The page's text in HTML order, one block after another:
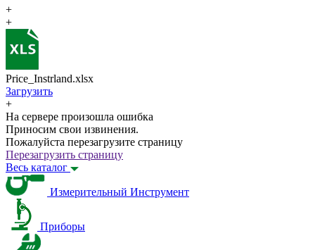
+
+
Price_Instrland.xlsx
Загрузить
+
На сервере произошла ошибка
Приносим свои извинения.
Пожалуйста перезагрузите страницу
Перезагрузить страницу
Весь каталог
Измерительный Инструмент
Приборы